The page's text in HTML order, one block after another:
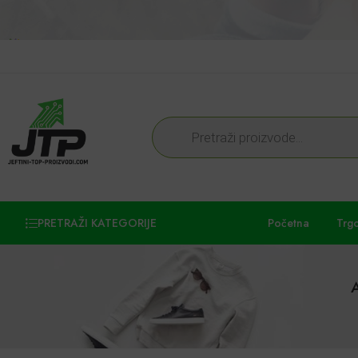
PRETRAŽI KATEGORIJE Početna